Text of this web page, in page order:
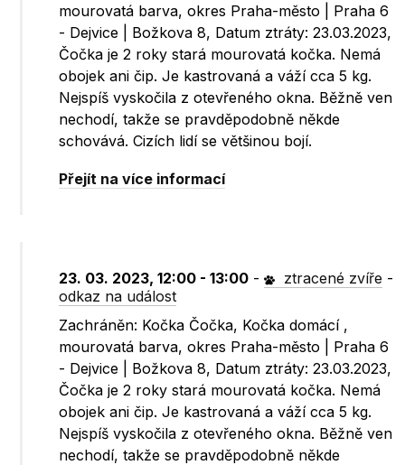
mourovatá barva, okres Praha-město | Praha 6
- Dejvice | Božkova 8, Datum ztráty: 23.03.2023,
Čočka je 2 roky stará mourovatá kočka. Nemá
obojek ani čip. Je kastrovaná a váží cca 5 kg.
Nejspíš vyskočila z otevřeného okna. Běžně ven
nechodí, takže se pravděpodobně někde
schovává. Cizích lidí se většinou bojí.
Přejít na více informací
23. 03. 2023, 12:00 - 13:00 - ztracené zvíře -
odkaz na událost
Zachráněn: Kočka Čočka, Kočka domácí ,
mourovatá barva, okres Praha-město | Praha 6
- Dejvice | Božkova 8, Datum ztráty: 23.03.2023,
Čočka je 2 roky stará mourovatá kočka. Nemá
obojek ani čip. Je kastrovaná a váží cca 5 kg.
Nejspíš vyskočila z otevřeného okna. Běžně ven
nechodí, takže se pravděpodobně někde